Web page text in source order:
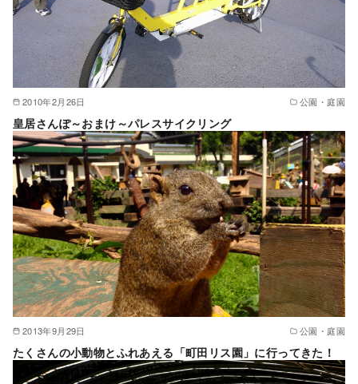
2010年2月26日 公園・庭園
皇居さんぽ～おまけ～パレスサイクリング
2013年9月29日 公園・庭園
たくさんの小動物とふれあえる「町田リス園」に行ってきた！